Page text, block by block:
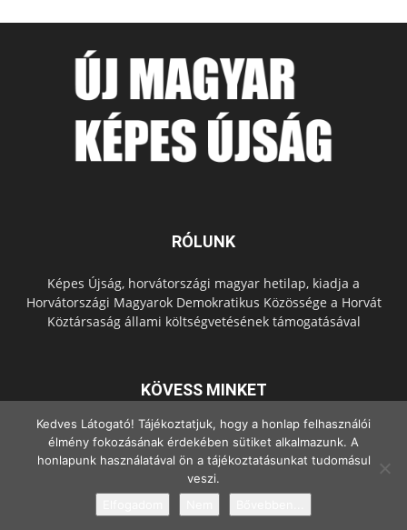
RÓLUNK
Képes Újság, horvátországi magyar hetilap, kiadja a
Horvátországi Magyarok Demokratikus Közössége a Horvát
Köztársaság állami költségvetésének támogatásával
KÖVESS MINKET
© Copyright - 2022 Minden jog fenntartva.
Kedves Látogató! Tájékoztatjuk, hogy a honlap felhasználói
élmény fokozásának érdekében sütiket alkalmazunk. A
honlapunk használatával ön a tájékoztatásunkat tudomásul
veszi.